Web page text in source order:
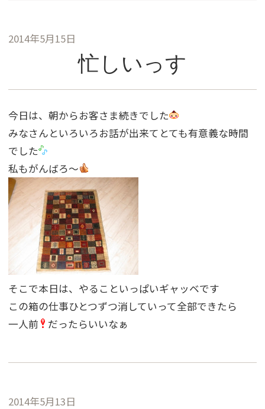
2014年5月15日
忙しいっす
今日は、朝からお客さま続きでした
みなさんといろいろお話が出来てとても有意義な時間
でした
私もがんばろ〜
そこで本日は、やることいっぱいギャッベです
この箱の仕事ひとつずつ消していって全部できたら
一人前
だったらいいなぁ
2014年5月13日